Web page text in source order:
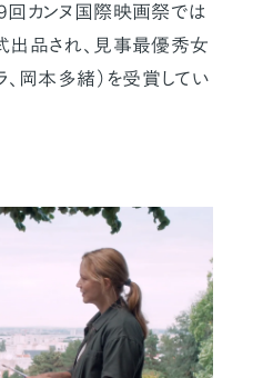
カンヌ国際映画祭では
出品され、見事最優秀女
、岡本多緒）を受賞してい